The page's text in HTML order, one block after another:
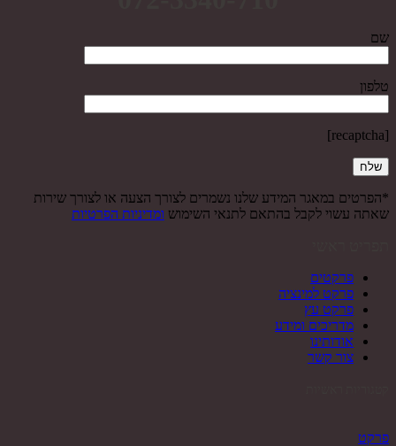
שם
טלפון
[recaptcha]
*הפרטים במאגר המידע שלנו נשמרים לצורך הצעה או לצורך שירות
שאתה עשוי לקבל בהתאם לתנאי השימוש ומדיניות הפרטיות
פרקטים
פרקט למינציה
פרקט עץ
מדריכים ומידע
אודותינו
צור קשר
פרקט